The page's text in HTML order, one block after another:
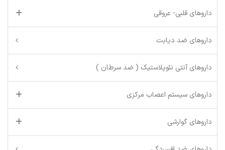
داروهای قلبی- عروقی
داروهای ضد دیابت
داروهای آنتی نئوپلاستیک ( ضد سرطان )
داروهای سیستم اعصاب مرکزی
داروهای گوارشی